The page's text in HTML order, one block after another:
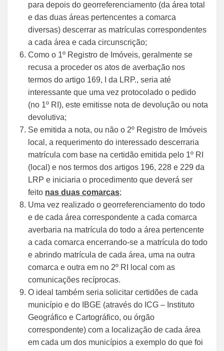
para depois do georreferenciamento (da área total
e das duas áreas pertencentes a comarca
diversas) descerrar as matrículas correspondentes
a cada área e cada circunscrição;
Como o 1º Registro de Imóveis, geralmente se
recusa a proceder os atos de averbação nos
termos do artigo 169, I da LRP., seria até
interessante que uma vez protocolado o pedido
(no 1º RI), este emitisse nota de devolução ou nota
devolutiva;
Se emitida a nota, ou não o 2º Registro de Imóveis
local, a requerimento do interessado descerraria
matrícula com base na certidão emitida pelo 1º RI
(local) e nos termos dos artigos 196, 228 e 229 da
LRP e iniciaria o procedimento que deverá ser
feito nas duas comarcas;
Uma vez realizado o georreferenciamento do todo
e de cada área correspondente a cada comarca
averbaria na matrícula do todo a área pertencente
a cada comarca encerrando-se a matrícula do todo
e abrindo matrícula de cada área, uma na outra
comarca e outra em no 2º RI local com as
comunicações recíprocas.
O ideal também seria solicitar certidões de cada
município e do IBGE (através do ICG – Instituto
Geográfico e Cartográfico, ou órgão
correspondente) com a localização de cada área
em cada um dos municípios a exemplo do que foi